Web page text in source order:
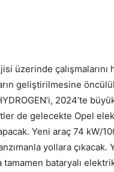
üzerinde çalışmalarını
geliştirilmesine
2024’te
de gelecekte Opel
Yeni araç 74 kW/
yollara
tamamen bataryalı